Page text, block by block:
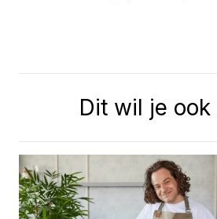
Dit wil je ook